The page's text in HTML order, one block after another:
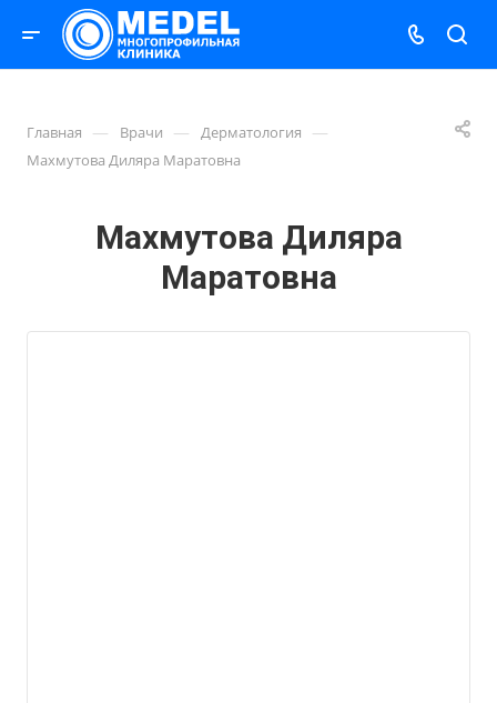
Главная — Врачи — Дерматология —
Махмутова Диляра Маратовна
Махмутова Диляра
Маратовна